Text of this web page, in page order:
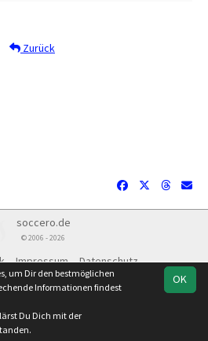
Spielplan
Zurück
soccero.de
© 2006 - 2026
Impressum
Datenschutz
OK
um Dir den bestmöglichen
Informationen findest
Du Dich mit der